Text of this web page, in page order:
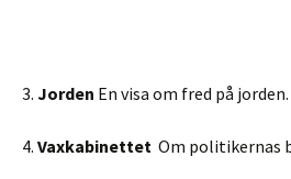
3. Jorden En visa om fred på jorden.
4. Vaxkabinettet Om politikernas